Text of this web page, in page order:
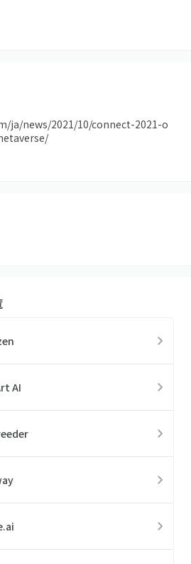
ja/news/2021/10/connect-2021-o
AI